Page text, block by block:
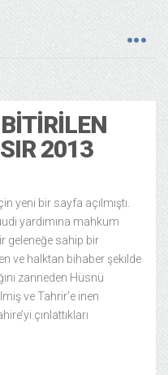
2013
yeni bir sayfa açılmıştı.
yardımına mahkum
geleneğe sahip bir
ve halktan bihaber şekilde
zanneden Hüsnü
ve Tahrir’e inen
çınlattıkları